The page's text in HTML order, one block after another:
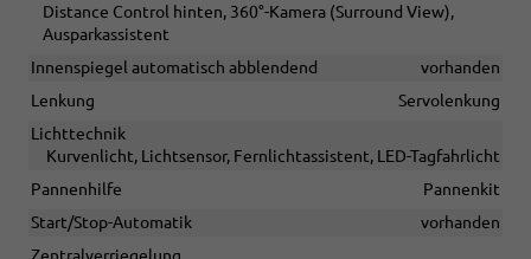
Distance Control hinten, 360°-Kamera (Surround View),
Ausparkassistent
Innenspiegel automatisch abblendend
vorhanden
Lenkung
Servolenkung
Lichttechnik
Kurvenlicht, Lichtsensor, Fernlichtassistent, LED-Tagfahrlicht
Pannenhilfe
Pannenkit
Start/Stop-Automatik
vorhanden